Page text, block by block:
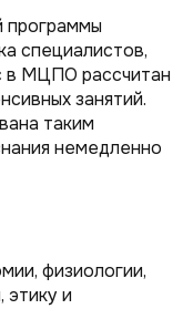
программы
специалистов,
в МЦПО рассчитан
занятий.
таким
немедленно
физиологии,
этику и